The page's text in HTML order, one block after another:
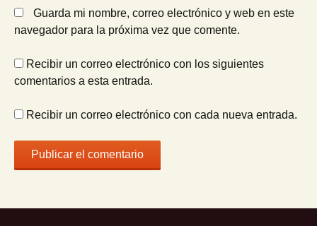
Guarda mi nombre, correo electrónico y web en este
navegador para la próxima vez que comente.
Recibir un correo electrónico con los siguientes
comentarios a esta entrada.
Recibir un correo electrónico con cada nueva entrada.